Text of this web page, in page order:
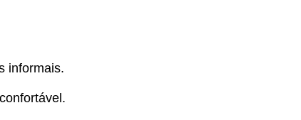
informais.